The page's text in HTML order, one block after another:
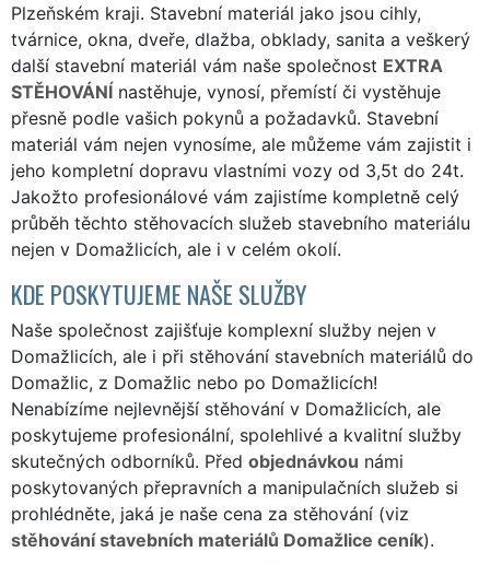
Plzeňském kraji. Stavební materiál jako jsou cihly,
tvárnice, okna, dveře, dlažba, obklady, sanita a veškerý
další stavební materiál vám naše společnost EXTRA
STĚHOVÁNÍ nastěhuje, vynosí, přemístí či vystěhuje
přesně podle vašich pokynů a požadavků. Stavební
materiál vám nejen vynosíme, ale můžeme vám zajistit i
jeho kompletní dopravu vlastními vozy od 3,5t do 24t.
Jakožto profesionálové vám zajistíme kompletně celý
průběh těchto stěhovacích služeb stavebního materiálu
nejen v Domažlicích, ale i v celém okolí.
KDE POSKYTUJEME NAŠE SLUŽBY
Naše společnost zajišťuje komplexní služby nejen v
Domažlicích, ale i při stěhování stavebních materiálů do
Domažlic, z Domažlic nebo po Domažlicích!
Nenabízíme nejlevnější stěhování v Domažlicích, ale
poskytujeme profesionální, spolehlivé a kvalitní služby
skutečných odborníků. Před objednávkou námi
poskytovaných přepravních a manipulačních služeb si
prohlédněte, jaká je naše cena za stěhování (viz
stěhování stavebních materiálů Domažlice ceník).